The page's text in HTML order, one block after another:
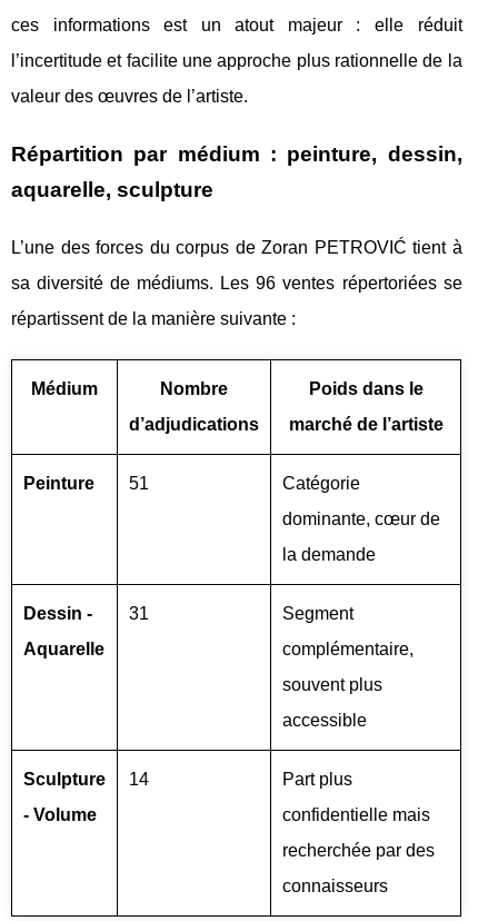
ces informations est un atout majeur : elle réduit
l’incertitude et facilite une approche plus rationnelle de la
valeur des œuvres de l’artiste.
Répartition par médium : peinture, dessin,
aquarelle, sculpture
L’une des forces du corpus de Zoran PETROVIĆ tient à
sa diversité de médiums. Les 96 ventes répertoriées se
répartissent de la manière suivante :
Médium
Nombre
d’adjudications
Poids dans le
marché de l’artiste
Peinture 51
Catégorie
dominante, cœur de
la demande
Dessin -
Aquarelle
31
Segment
complémentaire,
souvent plus
accessible
Sculpture
- Volume
14
Part plus
confidentielle mais
recherchée par des
connaisseurs